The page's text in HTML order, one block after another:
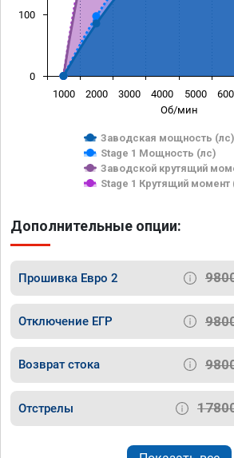
Об/мин
Заводская мощность (лс)
Stage 1 Мощность (лс)
Заводской крутящий
Stage 1 Крутящий
1000 2000 3000 4000 5000
0
100
Дополнительные опции:
Прошивка Евро 2
Отключение ЕГР
Возврат стока
Отстрелы